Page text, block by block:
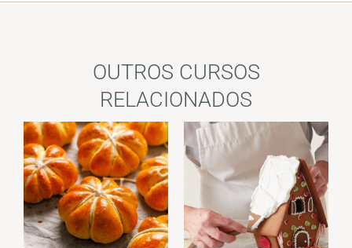
OUTROS CURSOS
RELACIONADOS